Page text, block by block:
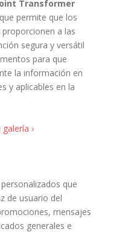
Transformer
permite que los
a las
segura y versátil
para que
la información en
y aplicables en la
›
que
de usuario del
mensajes
generales e